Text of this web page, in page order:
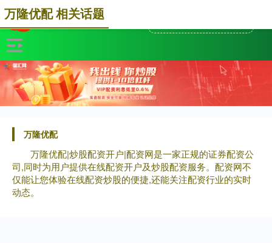
万隆优配
万隆优配|炒股配资开户|配资网是一家正规的证券配资公
司,同时为用户提供在线配资开户及炒股配资服务。配资网不
仅能让您体验在线配资炒股的便捷,还能关注配资行业的实时
动态。
万隆优配 相关话题